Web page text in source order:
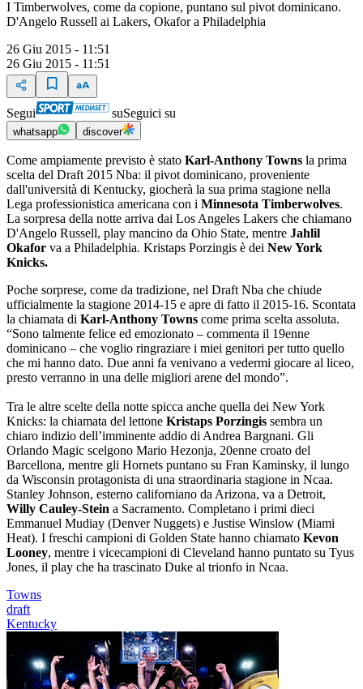
I Timberwolves, come da copione, puntano sul pivot dominicano.
D'Angelo Russell ai Lakers, Okafor a Philadelphia
26 Giu 2015 - 11:51
26 Giu 2015 - 11:51
Segui suSeguici su
whatsapp discover
Come ampiamente previsto è stato Karl-Anthony Towns la prima
scelta del Draft 2015 Nba: il pivot dominicano, proveniente
dall'università di Kentucky, giocherà la sua prima stagione nella
Lega professionistica americana con i Minnesota Timberwolves.
La sorpresa della notte arriva dai Los Angeles Lakers che chiamano
D'Angelo Russell, play mancino da Ohio State, mentre Jahlil
Okafor va a Philadelphia. Kristaps Porzingis è dei New York
Knicks.
Poche sorprese, come da tradizione, nel Draft Nba che chiude
ufficialmente la stagione 2014-15 e apre di fatto il 2015-16. Scontata
la chiamata di Karl-Anthony Towns come prima scelta assoluta.
“Sono talmente felice ed emozionato – commenta il 19enne
dominicano – che voglio ringraziare i miei genitori per tutto quello
che mi hanno dato. Due anni fa venivano a vedermi giocare al liceo,
presto verranno in una delle migliori arene del mondo”.
Tra le altre scelte della notte spicca anche quella dei New York
Knicks: la chiamata del lettone Kristaps Porzingis sembra un
chiaro indizio dell’imminente addio di Andrea Bargnani. Gli
Orlando Magic scelgono Mario Hezonja, 20enne croato del
Barcellona, mentre gli Hornets puntano su Fran Kaminsky, il lungo
da Wisconsin protagonista di una straordinaria stagione in Ncaa.
Stanley Johnson, esterno californiano da Arizona, va a Detroit,
Willy Cauley-Stein a Sacramento. Completano i primi dieci
Emmanuel Mudiay (Denver Nuggets) e Justise Winslow (Miami
Heat). I freschi campioni di Golden State hanno chiamato Kevon
Looney, mentre i vicecampioni di Cleveland hanno puntato su Tyus
Jones, il play che ha trascinato Duke al trionfo in Ncaa.
Towns
draft
Kentucky